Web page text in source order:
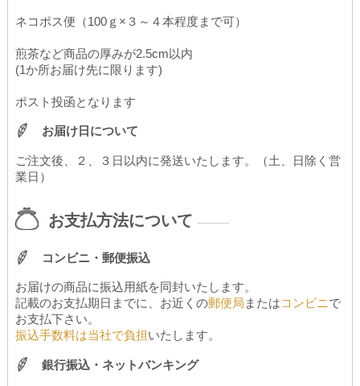
ネコポス便（100ｇ×３～４本程度まで可）
煎茶など商品の厚みが2.5cm以内
(1か所お届け先に限ります)
ポスト投函となります
お届け日について
ご注文後、２、３日以内に発送いたします。（土、日除く営
業日）
お支払方法について --------
コンビニ・郵便振込
お届けの商品に振込用紙を同封いたします。
記載のお支払期日までに、お近くの郵便局 またはコンビニで
お支払下さい。
振込手数料は当社で負担いたします。
銀行振込・ネットバンキング